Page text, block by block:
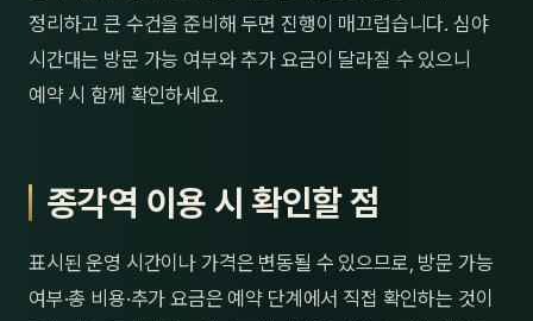
정리하고 큰 수건을 준비해 두면 진행이 매끄럽습니다. 심야
시간대는 방문 가능 여부와 추가 요금이 달라질 수 있으니
예약 시 함께 확인하세요.
종각역 이용 시 확인할 점
표시된 운영 시간이나 가격은 변동될 수 있으므로, 방문 가능
여부·총 비용·추가 요금은 예약 단계에서 직접 확인하는 것이